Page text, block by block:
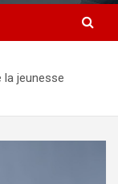
la jeunesse